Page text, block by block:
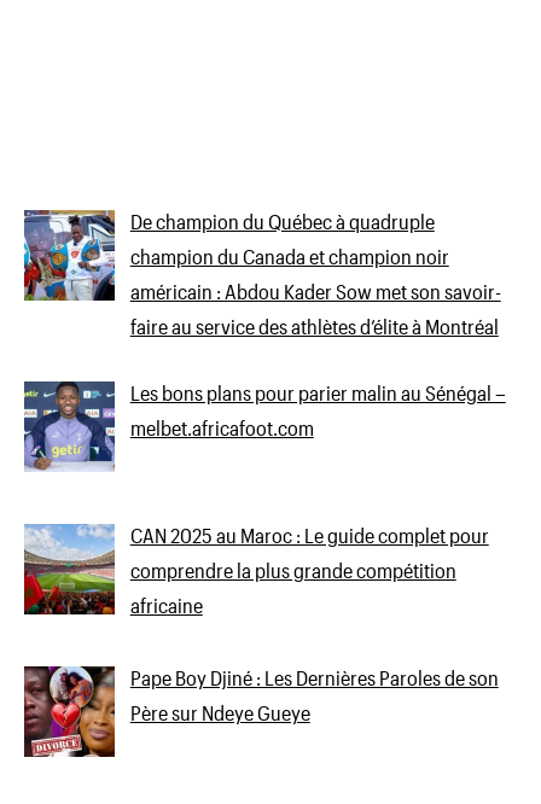
De champion du Québec à quadruple
champion du Canada et champion noir
américain : Abdou Kader Sow met son savoir-
faire au service des athlètes d’élite à Montréal
Les bons plans pour parier malin au Sénégal –
melbet.africafoot.com
CAN 2025 au Maroc : Le guide complet pour
comprendre la plus grande compétition
africaine
Pape Boy Djiné : Les Dernières Paroles de son
Père sur Ndeye Gueye